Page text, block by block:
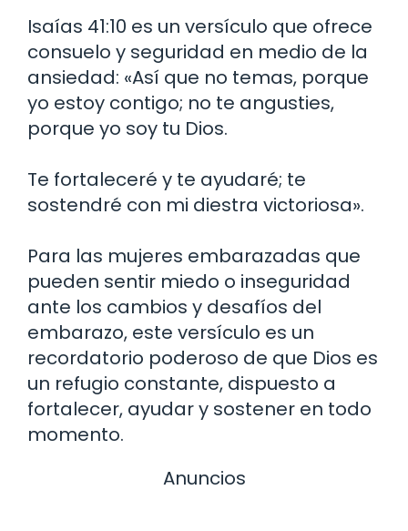
Isaías 41:10 es un versículo que ofrece
consuelo y seguridad en medio de la
ansiedad: «Así que no temas, porque
yo estoy contigo; no te angusties,
porque yo soy tu Dios.
Te fortaleceré y te ayudaré; te
sostendré con mi diestra victoriosa».
Para las mujeres embarazadas que
pueden sentir miedo o inseguridad
ante los cambios y desafíos del
embarazo, este versículo es un
recordatorio poderoso de que Dios es
un refugio constante, dispuesto a
fortalecer, ayudar y sostener en todo
momento.
Anuncios